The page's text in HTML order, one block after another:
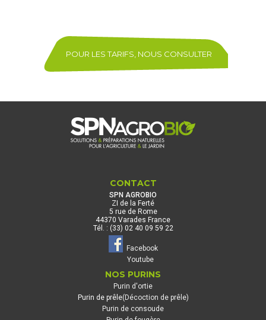
POUR LES TARIFS, NOUS CONSULTER
CONTACT
SPN AGROBIO
ZI de la Ferté
5 rue de Rome
44370 Varades France
Tél. : (33) 02 40 09 59 22
Facebook
Youtube
NOS PURINS
Purin d'ortie
Purin de prêle(Décoction de prêle)
Purin de consoude